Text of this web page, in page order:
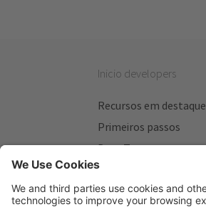
Inicio developers
Recursos em destaque
Primeiros passos
Beta Testers
Meus Planos